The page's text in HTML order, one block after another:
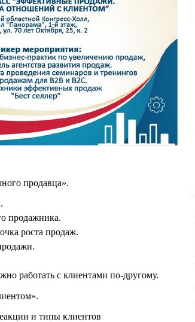
продавца».
продажника.
роста продаж.
работать с клиентами по-другому.
и типы клиентов